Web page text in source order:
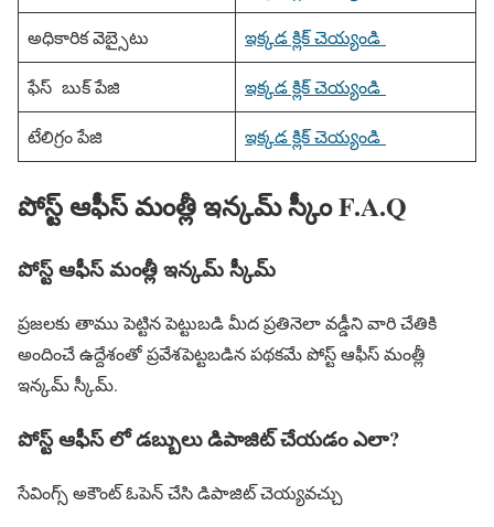
అధికారిక వెబ్సైటు ఇక్కడ క్లిక్ చెయ్యండి
ఫేస్ బుక్ పేజి ఇక్కడ క్లిక్ చెయ్యండి
టేలిగ్రం పేజి ఇక్కడ క్లిక్ చెయ్యండి
పోస్ట్ ఆఫీస్ మంత్లీ ఇన్కమ్ స్కీం F.A.Q
పోస్ట్ ఆఫీస్ మంత్లీ ఇన్కమ్ స్కీమ్
ప్రజలకు తాము పెట్టిన పెట్టుబడి మీద ప్రతినెలా వడ్డీని వారి చేతికి
అందించే ఉద్దేశంతో ప్రవేశపెట్టబడిన పథకమే పోస్ట్ ఆఫీస్ మంత్లీ
ఇన్కమ్ స్కీమ్.
పోస్ట్ ఆఫీస్ లో డబ్బులు డిపాజిట్ చేయడం ఎలా?
సేవింగ్స్ అకౌంట్ ఓపెన్ చేసి డిపాజిట్ చెయ్యవచ్చు